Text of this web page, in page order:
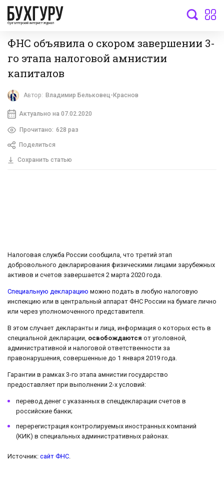
бухгалтерский интернет-журнал
ФНС объявила о скором завершении 3-
го этапа налоговой амнистии
капиталов
Автор: Владимир Бельковец-Краснов
Актуально на 07.02.2020
Прочитано: 628 раз
Поделиться
Сохранить статью
Налоговая служба России сообщила, что третий этап
добровольного декларирования физическими лицами зарубежных
активов и счетов завершается 2 марта 2020 года.
Специальную декларацию можно подать в любую налоговую
инспекцию или в центральный аппарат ФНС России на бумаге лично
или через уполномоченного представителя.
В этом случает декларанты и лица, информация о которых есть в
специальной декларации, освобождаются от уголовной,
административной и налоговой ответственности за
правонарушения, совершенные до 1 января 2019 года.
Гарантии в рамках 3-го этапа амнистии государство
предоставляет при выполнении 2-х условий:
перевод денег с указанных в спецдекларации счетов в
российские банки;
перерегистрация контролируемых иностранных компаний
(КИК) в специальных административных районах.
Источник: сайт ФНС